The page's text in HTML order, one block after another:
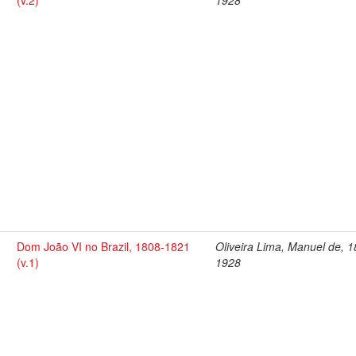
Dom João VI no Brazil, 1808-1821
(v.1)
Oliveira Lima, Manuel de,
1928